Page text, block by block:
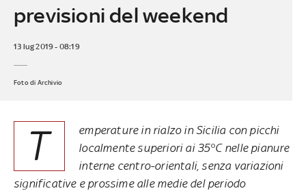
previsioni del weekend
13 lug 2019 - 08:19
Foto di Archivio
T
emperature in rialzo in Sicilia con picchi
localmente superiori ai 35°C nelle pianure
interne centro-orientali, senza variazioni
significative e prossime alle medie del periodo